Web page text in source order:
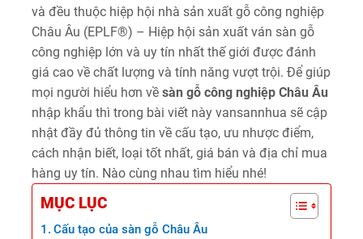
và đều thuộc hiệp hội nhà sản xuất gỗ công nghiệp
Châu Âu (EPLF®) – Hiệp hội sản xuất ván sàn gỗ
công nghiệp lớn và uy tín nhất thế giới được đánh
giá cao về chất lượng và tính năng vượt trội. Để giúp
mọi người hiểu hơn về sàn gỗ công nghiệp Châu Âu
nhập khẩu thì trong bài viết này vansannhua sẽ cập
nhật đầy đủ thông tin về cấu tạo, ưu nhược điểm,
cách nhận biết, loại tốt nhất, giá bán và địa chỉ mua
hàng uy tín. Nào cùng nhau tìm hiểu nhé!
MỤC LỤC
Cấu tạo của sàn gỗ Châu Âu